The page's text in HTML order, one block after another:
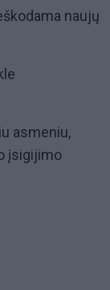
naujų
asmeniu,
įsigijimo